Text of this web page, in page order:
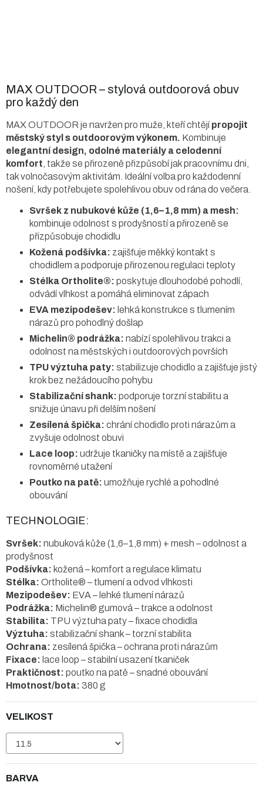
VELIKOST
BARVA
MAX OUTDOOR – stylová outdoorová obuv
pro každý den
MAX OUTDOOR je navržen pro muže, kteří chtějípropojit
městský styl s outdoorovým výkonem. Kombinuje
elegantní design, odolné materiály a celodenní
komfort , takže se přirozeně přizpůsobí jak pracovnímu dni,
tak volnočasovým aktivitám. Ideální volba pro každodenní
nošení, kdy potřebujete spolehlivou obuv od rána do večera.
Svršek z nubukové kůže (1,6–1,8 mm) a mesh:
kombinuje odolnost s prodyšností a přirozeně se
přizpůsobuje chodidlu
Kožená podšívka: zajišťuje měkký kontakt s
chodidlem a podporuje přirozenou regulaci teploty
Stélka Ortholite®: poskytuje dlouhodobé pohodlí,
odvádí vlhkost a pomáhá eliminovat zápach
EVA mezipodešev: lehká konstrukce s tlumením
nárazů pro pohodlný došlap
Michelin® podrážka: nabízí spolehlivou trakci a
odolnost na městských i outdoorových površích
TPU výztuha paty: stabilizuje chodidlo a zajišťuje jistý
krok bez nežádoucího pohybu
Stabilizační shank: podporuje torzní stabilitu a
snižuje únavu při delším nošení
Zesílená špička: chrání chodidlo proti nárazům a
zvyšuje odolnost obuvi
Lace loop: udržuje tkaničky na místě a zajišťuje
rovnoměrné utažení
Poutko na patě: umožňuje rychlé a pohodlné
obouvání
TECHNOLOGIE:
Svršek: nubuková kůže (1,6–1,8 mm) + mesh – odolnost a
prodyšnost
Podšívka: kožená – komfort a regulace klimatu
Stélka: Ortholite® – tlumení a odvod vlhkosti
Mezipodešev: EVA – lehké tlumení nárazů
Podrážka: Michelin® gumová – trakce a odolnost
Stabilita: TPU výztuha paty – fixace chodidla
Výztuha: stabilizační shank – torzní stabilita
Ochrana: zesílená špička – ochrana proti nárazům
Fixace: lace loop – stabilní usazení tkaniček
Praktičnost: poutko na patě – snadné obouvání
Hmotnost/bota: 380 g